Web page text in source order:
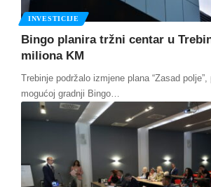
INVESTICIJE
Bingo planira tržni centar u
miliona KM
Trebinje podržalo izmjene plana “Zasad
mogućoj gradnji Bingo